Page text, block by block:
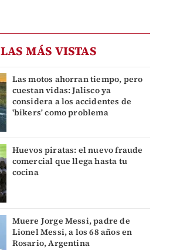
LAS MÁS VISTAS
Las motos ahorran tiempo, pero
cuestan vidas: Jalisco ya
considera a los accidentes de
'bikers' como problema
Huevos piratas: el nuevo fraude
comercial que llega hasta tu
cocina
Muere Jorge Messi, padre de
Lionel Messi, a los 68 años en
Rosario, Argentina